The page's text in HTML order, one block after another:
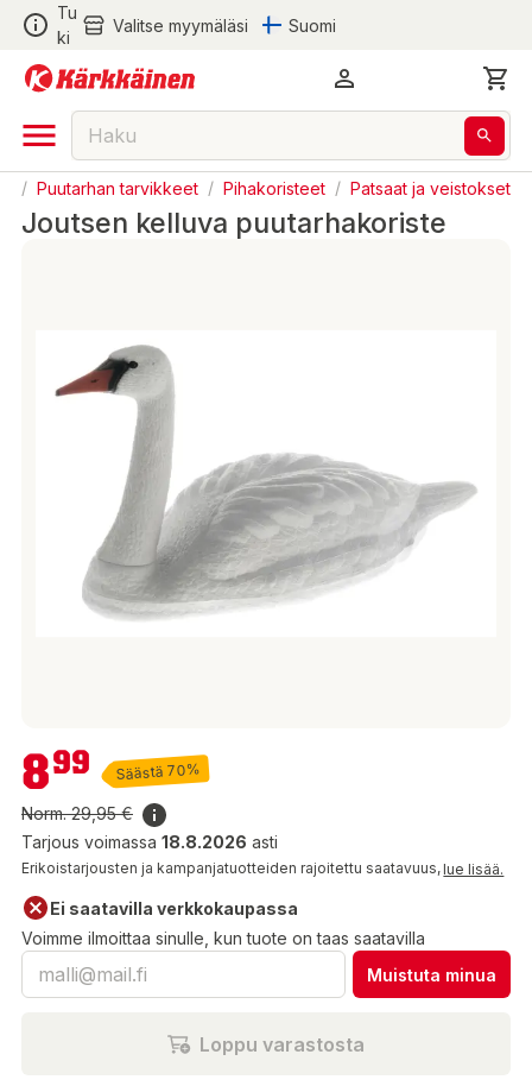
Tu
ki
Valitse myymäläsi Suomi
/ Puutarhan tarvikkeet / Pihakoristeet / Patsaat ja veistokset
Joutsen kelluva puutarhakoriste
8,99 €
899 Säästä 70%
Norm.29,95 €
Tarjous voimassa 18.8.2026 asti
Erikoistarjousten ja kampanjatuotteiden rajoitettu saatavuus,lue lisää.
Ei saatavilla verkkokaupassa
Voimme ilmoittaa sinulle, kun tuote on taas saatavilla
Muistuta minua
Loppu varastosta